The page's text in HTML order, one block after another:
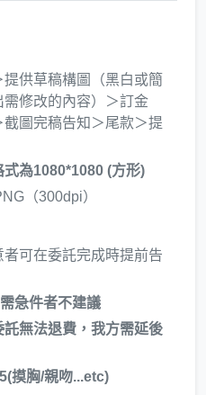
供草稿構圖（黑白或簡
修改的內容）＞訂金
截圖完稿告知＞尾款＞提
為1080*1080 (方形)
（300dpi）
可在委託完成時提前告
需急件者不建議
無法退費，我方需延後
摸胸/親吻...etc)